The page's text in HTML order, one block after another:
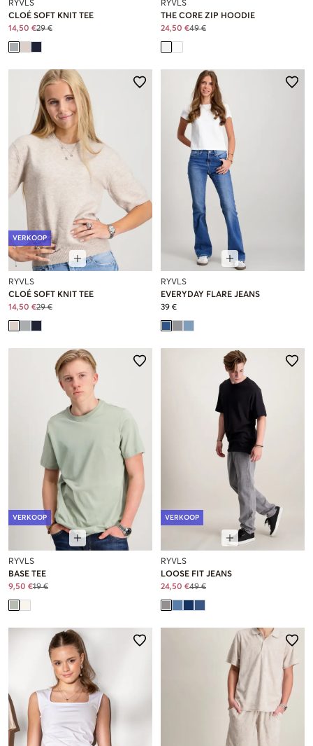
RYVLS
CLOÉ SOFT KNIT TEE
14,50 €29 €
RYVLS
THE CORE ZIP HOODIE
24,50 €49 €
VERKOOP
RYVLS
CLOÉ SOFT KNIT TEE
14,50 €29 €
RYVLS
EVERYDAY FLARE JEANS
39 €
VERKOOP
RYVLS
BASE TEE
9,50 €19 €
VERKOOP
RYVLS
LOOSE FIT JEANS
24,50 €49 €